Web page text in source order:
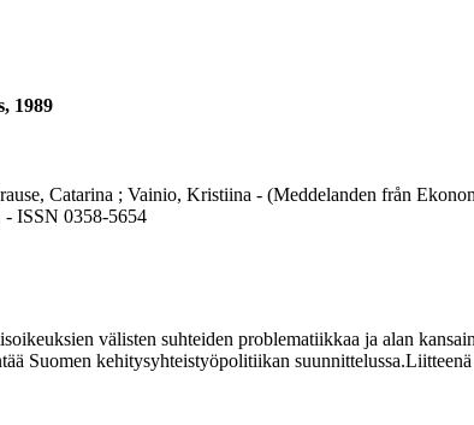
1989
Catarina ; Vainio, Kristiina - (Meddelanden från
- ISSN 0358-5654
välisten suhteiden problematiikkaa ja alan
Suomen kehitysyhteistyöpolitiikan